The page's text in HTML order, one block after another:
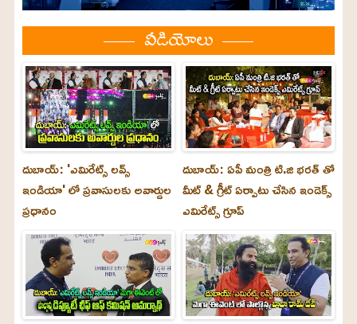
వీడియోలు
దుబాయ్: 'ఎమిరేట్స్ లవ్స్
ఇండియా' లో ప్రవాసులకు అవార్డుల
ప్రధానం
దుబాయ్: ఏపీ మంత్రి టి.జి భరత్ తో
మీట్ & గ్రీట్ ఏర్పాటు చేసిన ఇండెక్స్
ఎమిరేట్స్ గ్రూప్